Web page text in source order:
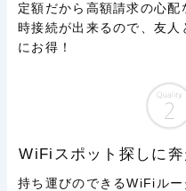
定額だから高額請求の心
時接続が出来るので、友人
にお得！
WiFiスポット探しに奔
持ち運びのできるWiFiル